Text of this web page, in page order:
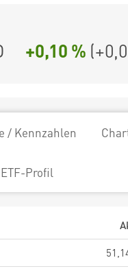
+0,10 % (
/ Kennzahlen
ETF-Profil